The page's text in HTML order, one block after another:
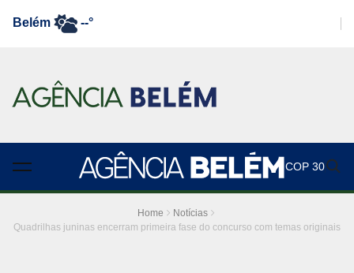
Belém --°
COP 30
Home
Notícias
Quadrilhas juninas encerram primeira fase do concurso com temas originais